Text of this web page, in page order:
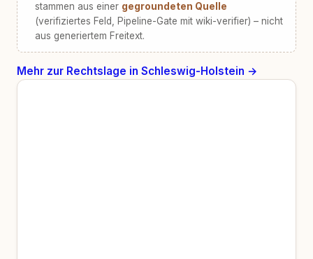
stammen aus einer gegroundeten Quelle
(verifiziertes Feld, Pipeline-Gate mit wiki-verifier) – nicht
aus generiertem Freitext.
Mehr zur Rechtslage in Schleswig-Holstein →